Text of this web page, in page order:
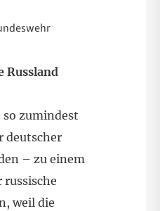
Russland
zumindest
deutscher
– zu einem
russische
weil die